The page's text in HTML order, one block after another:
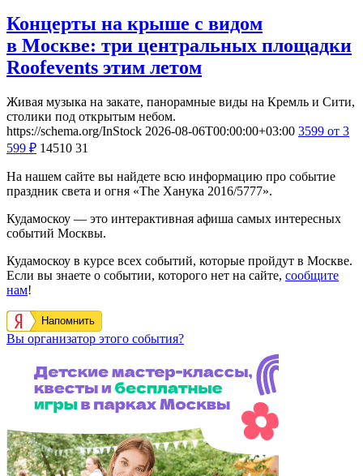
Концерты на крыше с видом
в Москве: три центральных площадки
Roofevents этим летом
Живая музыка на закате, панорамные виды на Кремль и Сити,
столики под открытым небом.
https://schema.org/InStock 2026-08-06T00:00:00+03:00 3599 от 3
599 ₽ 14510 31
На нашем сайте вы найдете всю информацию про событие
праздник света и огня «The Ханука 2016/5777».
Кудамоскоу — это интерактивная афиша самых интересных
событий Москвы.
Кудамоскоу в курсе всех событий, которые пройдут в Москве.
Если вы знаете о событии, которого нет на сайте, сообщите
нам!
Напомнить
Вы организатор этого события?